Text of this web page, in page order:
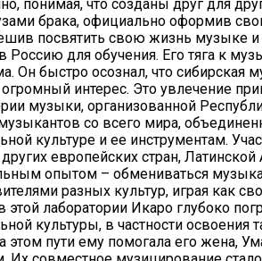
понимая, что созданы друг для
брака, официально оформив
посвятить свою жизнь музыке и
Россию для обучения. Его тяга к
Он быстро осознал, что сибирская
интерес. Это увлечение
музыки, организованной
со всего мира,
культуре и ее инструментам.
европейских стран,
опытом – обмениваться
разных культур, играя как
этой лаборатории Икаро глубоко
культуры, в частности освоения
этом пути ему помогала его жена,